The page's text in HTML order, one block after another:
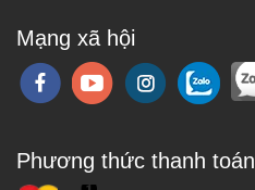
Mạng xã hội
Phương thức thanh toán